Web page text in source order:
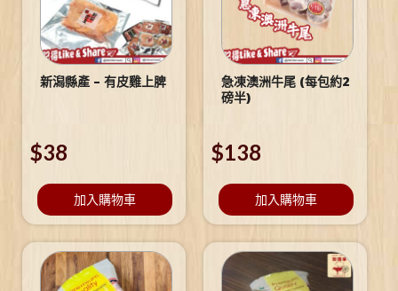
新潟縣產 – 有皮雞上脾
$38
加入購物車
急凍澳洲牛尾 (每包約2
磅半)
$138
加入購物車